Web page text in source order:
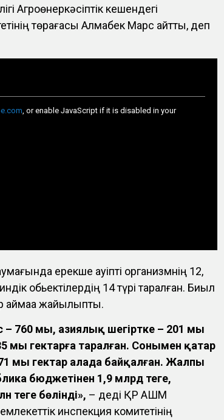
Агроөнеркәсіптік кешендегі
төрағасы Алмабек Марс айтты, деп
ерекше қауіпті организмнің 12,
обьектілердің 14 түрі таралған. Биыл
аймаққа жайылыпты.
760 мың, азиялық шегіртке – 201 мың
мың гектарға таралған. Сонымен қатар
мың гектар алаңда байқалған. Жалпы
бюджетінен 1,9 млрд теңге,
теңге бөлінді», – деді ҚР АШМ
инспекция комитетінің